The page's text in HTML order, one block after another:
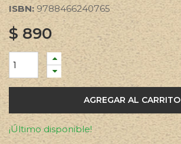
ISBN: 9788466240765
$ 890
AGREGAR AL CARRITO
¡Último disponible!